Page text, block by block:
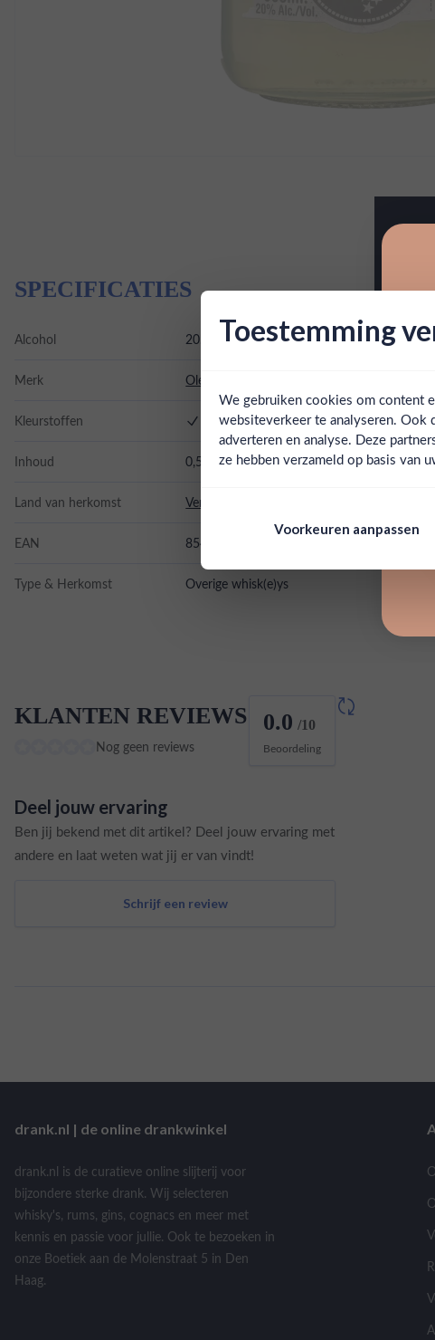
SPECIFICATIES
Alcohol 20.00%
Merk Ole Smoky Moonshine
Kleurstoffen
Inhoud 0,5L
Land van herkomst Verenigde Staten
EAN 854628006117
Type & Herkomst Overige whisk(e)ys
KLANTEN REVIEWS
Nog geen reviews
0.0 /10
Beoordeling
Deel jouw ervaring
Ben jij bekend met dit artikel? Deel jouw ervaring met
andere en laat weten wat jij er van vindt!
Schrijf een review
drank.nl | de online drankwinkel
drank.nl is de curatieve online slijterij voor
bijzondere sterke drank. Wij selecteren
whisky's, rums, gins, cognacs en meer met
kennis en passie voor jullie. Ook te bezoeken in
onze Boetiek aan de Molenstraat 5 in Den
Haag.
Toestemming
We gebruiken cookies om content
websiteverkeer te analyseren. Ook
adverteren en analyse. Deze
ze hebben verzameld op basis van
Voorkeuren aanpassen